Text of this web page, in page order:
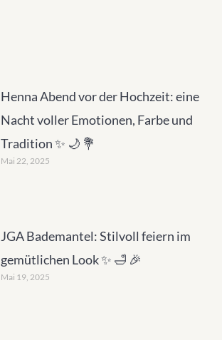
Henna Abend vor der Hochzeit: eine
Nacht voller Emotionen, Farbe und
Tradition ✨ 🌙 💐
Mai 22, 2025
JGA Bademantel: Stilvoll feiern im
gemütlichen Look ✨ 🛁 🎉
Mai 19, 2025